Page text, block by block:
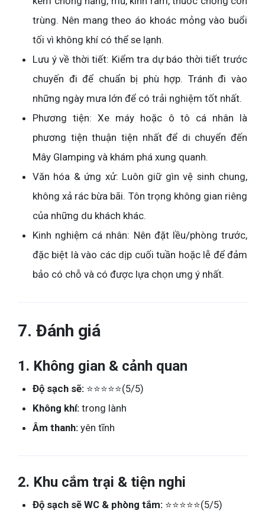
trùng. Nên mang theo áo khoác mỏng vào buổi
tối vì không khí có thể se lạnh.
Lưu ý về thời tiết: Kiểm tra dự báo thời tiết trước
chuyến đi để chuẩn bị phù hợp. Tránh đi vào
những ngày mưa lớn để có trải nghiệm tốt nhất.
Phương tiện: Xe máy hoặc ô tô cá nhân là
phương tiện thuận tiện nhất để di chuyển đến
Mây Glamping và khám phá xung quanh.
Văn hóa & ứng xử: Luôn giữ gìn vệ sinh chung,
không xả rác bừa bãi. Tôn trọng không gian riêng
của những du khách khác.
Kinh nghiệm cá nhân: Nên đặt lều/phòng trước,
đặc biệt là vào các dịp cuối tuần hoặc lễ để đảm
bảo có chỗ và có được lựa chọn ưng ý nhất.
7. Đánh giá
1. Không gian & cảnh quan
Độ sạch sẽ: ⭐⭐⭐⭐⭐(5/5)
Không khí: trong lành
Âm thanh: yên tĩnh
2. Khu cắm trại & tiện nghi
Độ sạch sẽ WC & phòng tắm: ⭐⭐⭐⭐⭐(5/5)